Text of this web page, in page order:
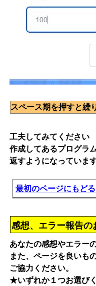
スペース期を押すと繰
工夫してみてください
作成してあるプログラ
返すようになっています
最初のページにもどる
感想、エラー報告の
あなたの感想やエラー
また、ページを良いも
ご協力ください。
★いずれか１つお選びく